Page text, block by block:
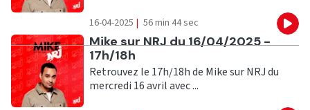
16-04-2025 | 56 min 44 sec
Ecouter
Mike sur NRJ du 16/04/2025 -
17h/18h
Retrouvez le 17h/18h de Mike sur NRJ du
mercredi 16 avril avec ...